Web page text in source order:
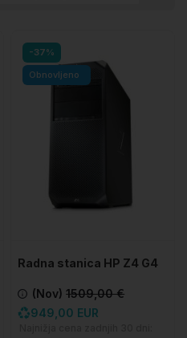
-37%
Obnovljeno
Radna stanica HP Z4 G4
(Nov)1509,00 €
949,00 EUR